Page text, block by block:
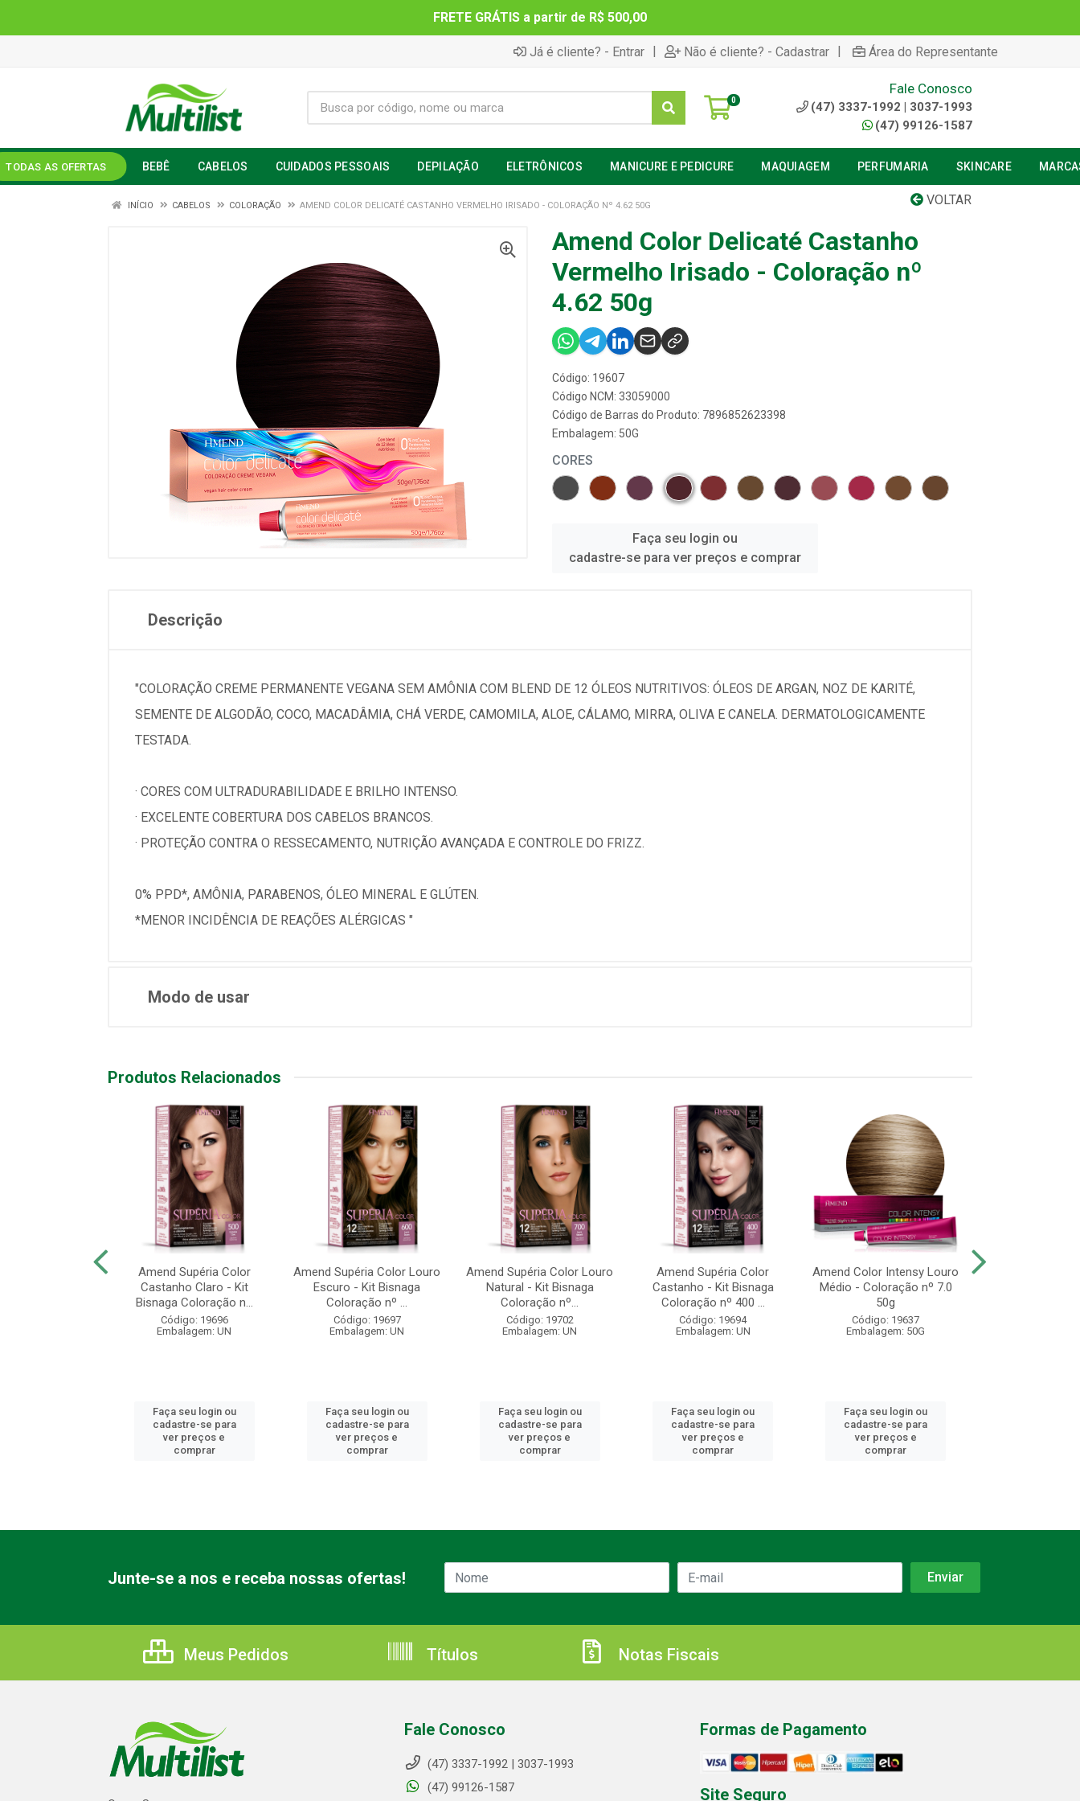
FRETE GRÁTIS a partir de R$ 500,00
Já é cliente? - Entrar | Não é cliente? - Cadastrar | Área do Representante
0
Fale Conosco
(47) 3337-1992 | 3037-1993
(47) 99126-1587
TODAS AS OFERTAS BEBÊ CABELOS CUIDADOS PESSOAIS DEPILAÇÃO ELETRÔNICOS MANICURE E PEDICURE MAQUIAGEM PERFUMARIA SKINCARE
VOLTAR
INÍCIO CABELOS COLORAÇÃO AMEND COLOR DELICATÉ CASTANHO VERMELHO IRISADO - COLORAÇÃO Nº 4.62 50G
Amend Color Delicaté Castanho
Vermelho Irisado - Coloração nº
4.62 50g
Código: 19607
Código NCM: 33059000
Código de Barras do Produto: 7896852623398
Embalagem: 50G
CORES
Faça seu login ou
cadastre-se para ver preços e comprar
Descrição
"COLORAÇÃO CREME PERMANENTE VEGANA SEM AMÔNIA COM BLEND DE 12 ÓLEOS NUTRITIVOS: ÓLEOS DE ARGAN, NOZ DE KARITÉ,
SEMENTE DE ALGODÃO, COCO, MACADÂMIA, CHÁ VERDE, CAMOMILA, ALOE, CÁLAMO, MIRRA, OLIVA E CANELA. DERMATOLOGICAMENTE
TESTADA.
· CORES COM ULTRADURABILIDADE E BRILHO INTENSO.
· EXCELENTE COBERTURA DOS CABELOS BRANCOS.
· PROTEÇÃO CONTRA O RESSECAMENTO, NUTRIÇÃO AVANÇADA E CONTROLE DO FRIZZ.
0% PPD*, AMÔNIA, PARABENOS, ÓLEO MINERAL E GLÚTEN.
*MENOR INCIDÊNCIA DE REAÇÕES ALÉRGICAS "
Modo de usar
Produtos Relacionados
Amend Supéria Color
Castanho Claro - Kit
Bisnaga Coloração n...
Código: 19696
Embalagem: UN
Faça seu login ou
cadastre-se para
ver preços e
comprar
Amend Supéria Color Louro
Escuro - Kit Bisnaga
Coloração nº ...
Código: 19697
Embalagem: UN
Faça seu login ou
cadastre-se para
ver preços e
comprar
Amend Supéria Color Louro
Natural - Kit Bisnaga
Coloração nº...
Código: 19702
Embalagem: UN
Faça seu login ou
cadastre-se para
ver preços e
comprar
Amend Supéria Color
Castanho - Kit Bisnaga
Coloração nº 400 ...
Código: 19694
Embalagem: UN
Faça seu login ou
cadastre-se para
ver preços e
comprar
Amend Color Intensy Louro
Médio - Coloração nº 7.0
50g
Código: 19637
Embalagem: 50G
Faça seu login ou
cadastre-se para
ver preços e
comprar
Junte-se a nos e receba nossas ofertas!
Meus Pedidos Títulos Notas Fiscais
Fale Conosco
(47) 3337-1992 | 3037-1993
(47) 99126-1587
Formas de Pagamento
Site Seguro